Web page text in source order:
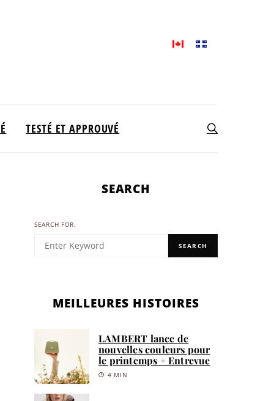
TESTÉ ET APPROUVÉ
SEARCH
SEARCH FOR:
SEARCH
MEILLEURES HISTOIRES
LAMBERT lance de
nouvelles couleurs pour
le printemps + Entrevue
4 MIN